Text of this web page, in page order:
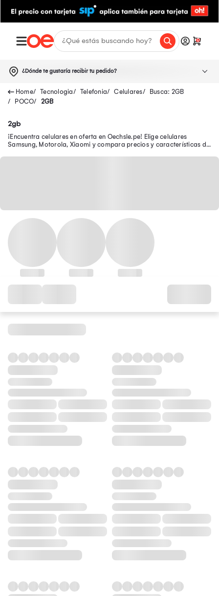
0
¿Dónde te gustaría recibir tu pedido?
Tecnologia Telefonia Celulares
Busca: 2GB
POCO
2GB
2gb
¡Encuentra celulares en oferta en Oechsle.pe! Elige celulares
Samsung, Motorola, Xiaomi y compara precios y características de